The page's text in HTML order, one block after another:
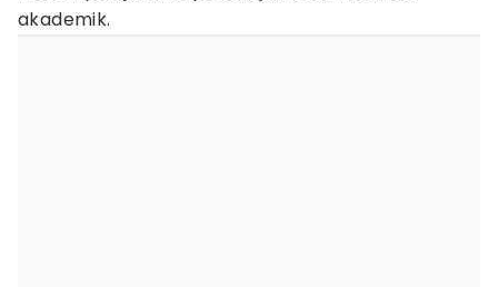
akademik.